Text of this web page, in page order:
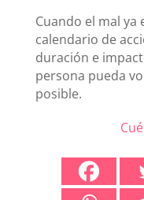
Cuando el mal ya
calendario de
duración e
persona pueda
posible.